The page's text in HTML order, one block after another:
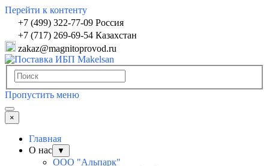
Перейти к контенту
+7 (499) 322-77-09 Россия
+7 (717) 269-69-54 Казахстан
zakaz@magnitoprovod.ru
Пропустить меню
×
Главная
О нас
▼
ООО "Альпарк"